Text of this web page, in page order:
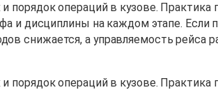
порядок операций в кузове.
и дисциплины на каждом этапе.
снижается, а управляемость рейса
порядок операций в кузове.